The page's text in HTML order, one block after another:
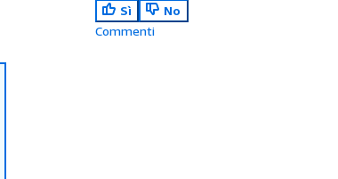
Sì
No
Commenti